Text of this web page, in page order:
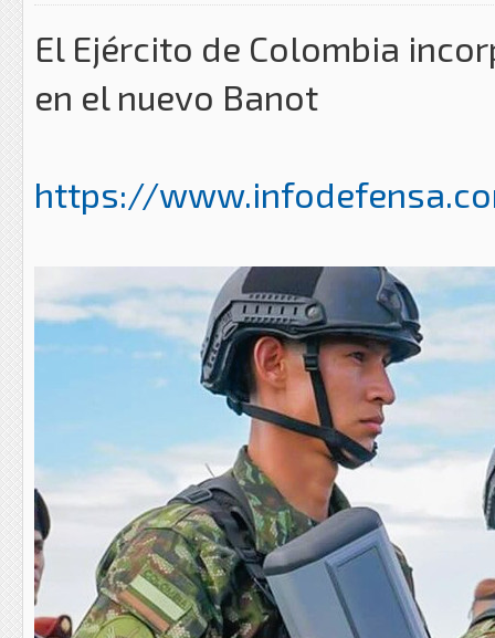
El Ejército de Colombia
en el nuevo Banot
https://